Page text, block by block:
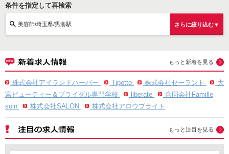
条件を指定して再検索
美容師/埼玉県/男衾駅 さらに絞り込む▼
もっと新着を見る
株式会社アイランドハーバー Tipetto 株式会社セーラント
大
宮ビューティー＆ブライダル専門学校
liberate
合同会社Famille
soin
株式会社SALON 株式会社アロウブライト
もっと注目を見る